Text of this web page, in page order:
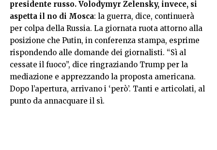
presidente russo. Volodymyr Zelensky, invece, si
aspetta il no di Mosca: la guerra, dice, continuerà
per colpa della Russia. La giornata ruota attorno alla
posizione che Putin, in conferenza stampa, esprime
rispondendo alle domande dei giornalisti. “Sì al
cessate il fuoco”, dice ringraziando Trump per la
mediazione e apprezzando la proposta americana.
Dopo l’apertura, arrivano i ‘però’. Tanti e articolati, al
punto da annacquare il sì.